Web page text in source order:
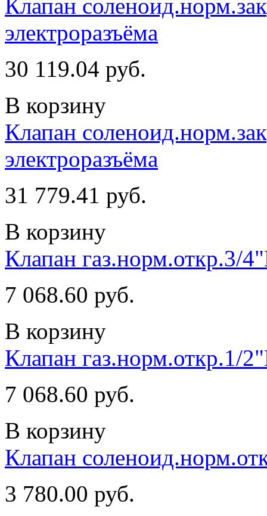
Клапан
электроразъёма
30 119.04 руб.
В корзину
Клапан
электроразъёма
31 779.41 руб.
В корзину
Клапан газ.норм.откр.3/
7 068.60 руб.
В корзину
Клапан газ.норм.откр.1/
7 068.60 руб.
В корзину
Клапан
3 780.00 руб.